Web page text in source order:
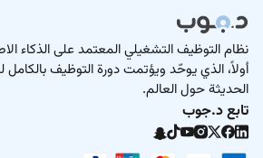
نظام التوظيف التشغيلي المعتمد على الذكاء
أولاً، الذي يوحّد ويؤتمت دورة التوظيف
الحديثة حول العالم.
تابع د.جوب